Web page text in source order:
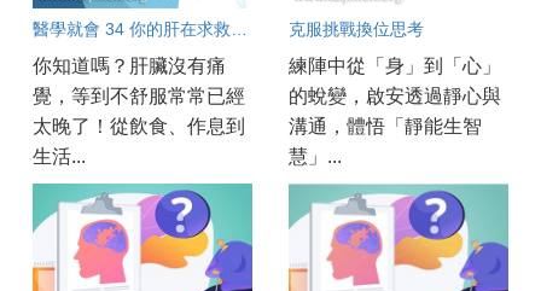
醫學就會 34 你的肝在求救嗎？醫師教你這樣補救！
你知道嗎？肝臟沒有痛
覺，等到不舒服常常已經
太晚了！從飲食、作息到
生活...
克服挑戰換位思考
練陣中從「身」到「心」
的蛻變，啟安透過靜心與
溝通，體悟「靜能生智
慧」...